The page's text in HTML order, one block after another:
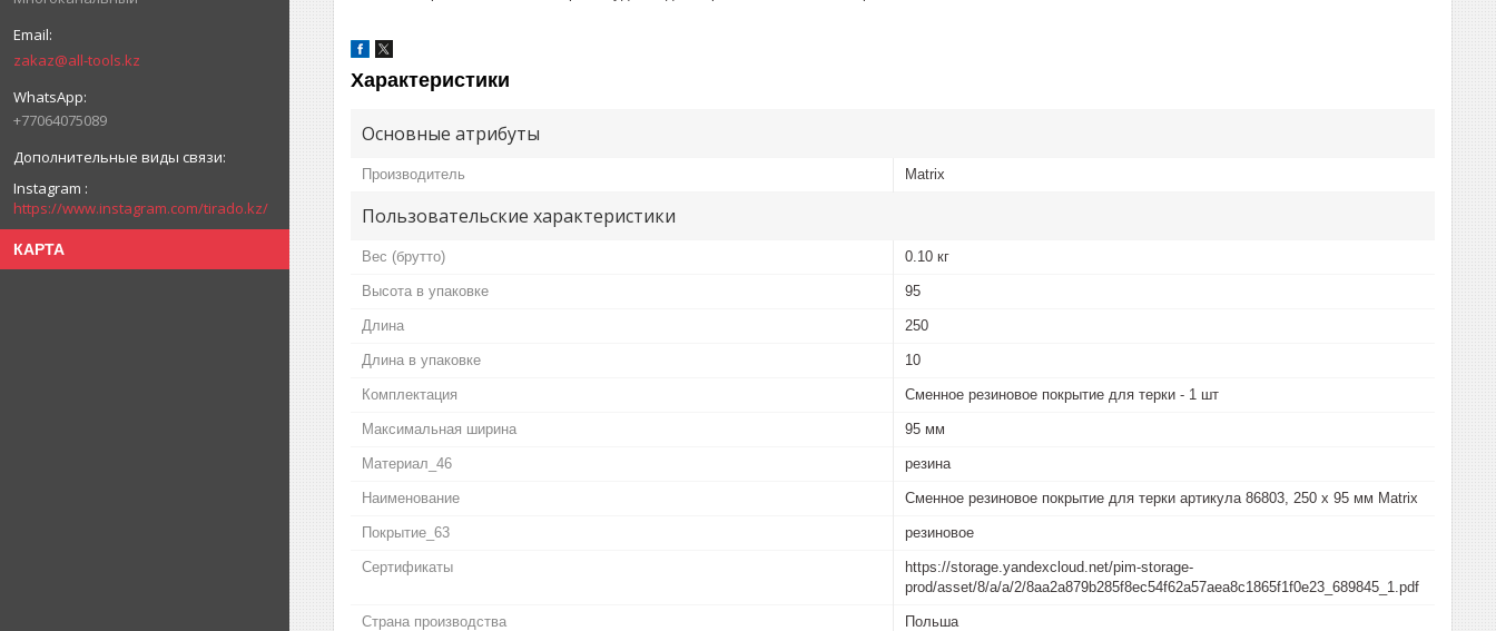
zakaz@all-tools.kz
+77064075089
Instagram
https://www.instagram.com/tirado.kz/
КАРТА
Характеристики
Основные атрибуты
Производитель Matrix
Пользовательские характеристики
Вес (брутто) 0.10 кг
Высота в упаковке 95
Длина 250
Длина в упаковке 10
Комплектация Сменное резиновое покрытие для терки - 1 шт
Максимальная ширина 95 мм
Материал_46 резина
Наименование Сменное резиновое покрытие для терки артикула 86803, 250 х 95 мм Matrix
Покрытие_63 резиновое
Сертификаты
https://storage.yandexcloud.net/pim-storage-
prod/asset/8/a/a/2/8aa2a879b285f8ec54f62a57aea8c1865f1f0e23_689845_1.pdf
Страна производства Польша